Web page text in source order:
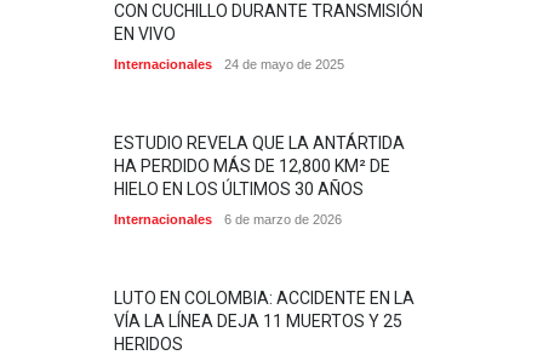
CON CUCHILLO DURANTE TRANSMISIÓN
EN VIVO
Internacionales 24 de mayo de 2025
ESTUDIO REVELA QUE LA ANTÁRTIDA
HA PERDIDO MÁS DE 12,800 KM² DE
HIELO EN LOS ÚLTIMOS 30 AÑOS
Internacionales 6 de marzo de 2026
LUTO EN COLOMBIA: ACCIDENTE EN LA
VÍA LA LÍNEA DEJA 11 MUERTOS Y 25
HERIDOS